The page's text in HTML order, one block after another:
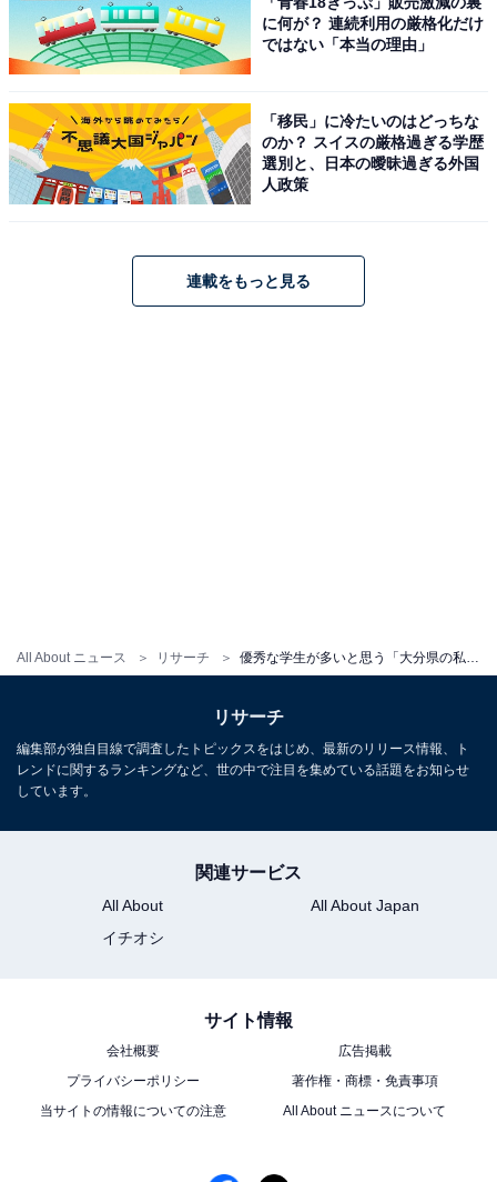
All About ニュース リサーチ
に何が？ 連続利用の厳格化だけ
ではない「本当の理由」
「移民」に冷たいのはどっちな
のか？ スイスの厳格過ぎる学歴
選別と、日本の曖昧過ぎる外国
人政策
連載をもっと見る
リサーチ
編集部が独自目線で調査したトピックスをはじめ、最新のリリース情報、ト
レンドに関するランキングなど、世の中で注目を集めている話題をお知らせ
しています。
関連サービス
All About
All About Japan
イチオシ
サイト情報
会社概要
広告掲載
プライバシーポリシー
著作権・商標・免責事項
当サイトの情報についての注意
All About ニュースについて